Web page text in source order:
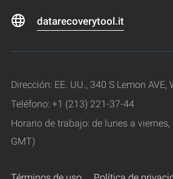
datarecoverytool.it
Dirección: EE. UU., 340 S Lemon
Teléfono: +1 (213) 221-37-44
Horario de trabajo: de lunes a
GMT)